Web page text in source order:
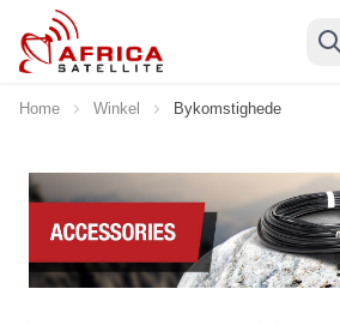
Skip to Content
Home Winkel Bykomstighede